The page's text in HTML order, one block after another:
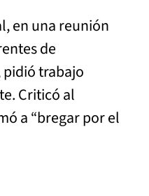
en una reunión
de
pidió trabajo
Criticó al
a “bregar por el